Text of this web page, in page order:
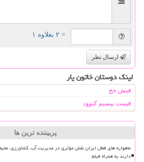
= ۲ بعلاوه ۱
ارسال نظر
لینک دوستان خاتون یار
فیش حج
قیمت بیسیم کنوود
پربیننده ترین ها
ماهواره های فعال ایران نقش مؤثری در مدیریت آب، کشاورزی،
دارند به همراه فیلم